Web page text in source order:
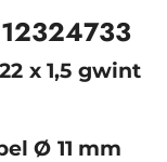
x 1,5 gwint
Ø 11 mm